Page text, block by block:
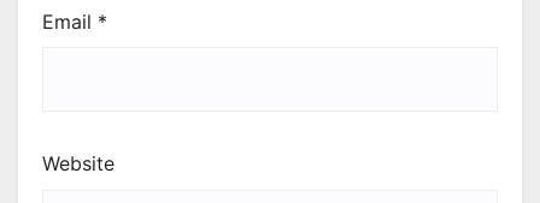
Email *
Website